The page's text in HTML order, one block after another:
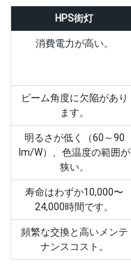
HPS街灯
消費電力が高い。
ビーム角度に欠陥があり
ます。
明るさが低く（60～90
lm/W）、色温度の範囲が
狭い。
寿命はわずか10,000〜
24,000時間です。
頻繁な交換と高いメンテ
ナンスコスト。